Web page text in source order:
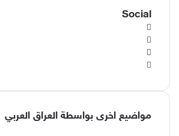
Social
ك
u
u
س
ق
مواضيع اخرى بواسطة العراق العربي